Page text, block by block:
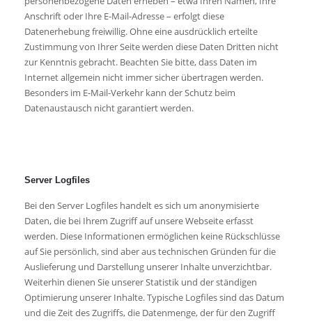
Anschrift oder Ihre E-Mail-Adresse – erfolgt diese
Datenerhebung freiwillig. Ohne eine ausdrücklich erteilte
Zustimmung von Ihrer Seite werden diese Daten Dritten nicht
zur Kenntnis gebracht. Beachten Sie bitte, dass Daten im
Internet allgemein nicht immer sicher übertragen werden.
Besonders im E-Mail-Verkehr kann der Schutz beim
Datenaustausch nicht garantiert werden.
Server Logfiles
Bei den Server Logfiles handelt es sich um anonymisierte
Daten, die bei Ihrem Zugriff auf unsere Webseite erfasst
werden. Diese Informationen ermöglichen keine Rückschlüsse
auf Sie persönlich, sind aber aus technischen Gründen für die
Auslieferung und Darstellung unserer Inhalte unverzichtbar.
Weiterhin dienen Sie unserer Statistik und der ständigen
Optimierung unserer Inhalte. Typische Logfiles sind das Datum
und die Zeit des Zugriffs, die Datenmenge, der für den Zugriff